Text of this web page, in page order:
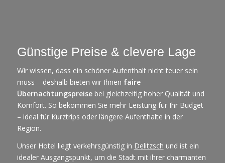
Günstige Preise & clevere Lage
Wir wissen, dass ein schöner Aufenthalt nicht teuer sein
muss – deshalb bieten wir Ihnen faire
Übernachtungspreisebei gleichzeitig hoher Qualität und
Komfort. So bekommen Sie mehr Leistung für Ihr Budget
– ideal für Kurztrips oder längere Aufenthalte in der
Region.
Unser Hotel liegt verkehrsgünstig in Delitzsch und ist ein
idealer Ausgangspunkt, um die Stadt mit ihrer charmanten